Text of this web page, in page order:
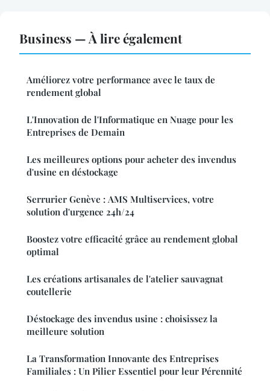
Business — À lire également
Améliorez votre performance avec le taux de
rendement global
L'Innovation de l'Informatique en Nuage pour les
Entreprises de Demain
Les meilleures options pour acheter des invendus
d'usine en déstockage
Serrurier Genève : AMS Multiservices, votre
solution d'urgence 24h/24
Boostez votre efficacité grâce au rendement global
optimal
Les créations artisanales de l'atelier sauvagnat
coutellerie
Déstockage des invendus usine : choisissez la
meilleure solution
La Transformation Innovante des Entreprises
Familiales : Un Pilier Essentiel pour leur Pérennité